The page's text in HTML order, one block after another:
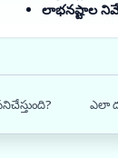
లాభనష్టాల
ఎలా